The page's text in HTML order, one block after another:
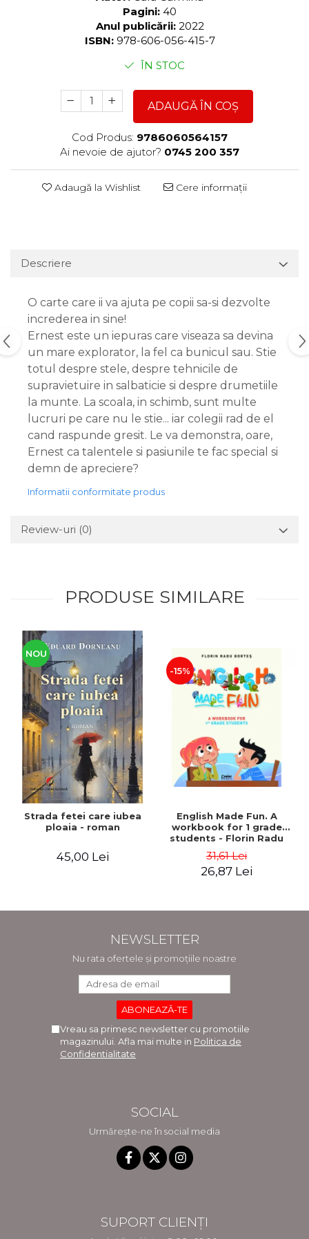
Pagini: 40
Anul publicării: 2022
ISBN: 978-606-056-415-7
ÎN STOC
ADAUGĂ ÎN COȘ
Cod Produs: 9786060564157
Ai nevoie de ajutor? 0745 200 357
Adaugă la Wishlist Cere informații
Descriere
O carte care ii va ajuta pe copii sa-si dezvolte
increderea in sine!
Ernest este un iepuras care viseaza sa devina
un mare explorator, la fel ca bunicul sau. Stie
totul despre stele, despre tehnicile de
supravietuire in salbaticie si despre drumetiile
la munte. La scoala, in schimb, sunt multe
lucruri pe care nu le stie... iar colegii rad de el
cand raspunde gresit. Le va demonstra, oare,
Ernest ca talentele si pasiunile te fac special si
demn de apreciere?
Informatii conformitate produs
Review-uri (0)
PRODUSE SIMILARE
NOU
Strada fetei care iubea
ploaia - roman
45,00 Lei
-15%
English Made Fun. A
workbook for 1 grade
students - Florin Radu
31,61 Lei
26,87 Lei
NEWSLETTER
Nu rata ofertele și promoțiile noastre
Vreau sa primesc newsletter cu promotiile
magazinului. Afla mai multe in Politica de
Confidentialitate
SOCIAL
Urmărește-ne în social media
SUPORT CLIENȚI